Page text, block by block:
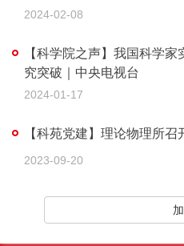
2024-02-08
【科学院之声】我国科学
究突破｜中央电视台
2024-01-17
【科苑党建】理论物理所
2023-09-20